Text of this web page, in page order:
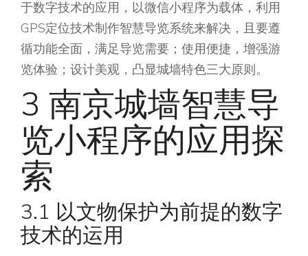
于数字技术的应用，以微信小程序为载体，利用
GPS定位技术制作智慧导览系统来解决，且要遵
循功能全面，满足导览需要；使用便捷，增强游
览体验；设计美观，凸显城墙特色三大原则。
3 南京城墙智慧导
览小程序的应用探
索
3.1 以文物保护为前提的数字
技术的运用